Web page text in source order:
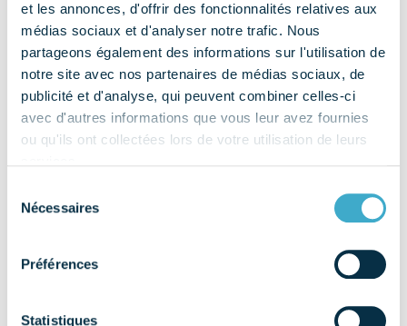
et les annonces, d'offrir des fonctionnalités relatives aux
médias sociaux et d'analyser notre trafic. Nous
partageons également des informations sur l'utilisation de
notre site avec nos partenaires de médias sociaux, de
publicité et d'analyse, qui peuvent combiner celles-ci
avec d'autres informations que vous leur avez fournies
ou qu'ils ont collectées lors de votre utilisation de leurs
Nécessaires
Préférences
Statistiques
Lors du prochain Congrès ADF, deux produits seront
récompensés au titre de Produit de l’année 2025 : un dans
la catégorie Équipement, un second dans la catégorie
Consommable. Vous avez conçu un produit ou un
équipement qui va aider considérablement les
chirurgiens-dentistes dans leur exercice quotidien, qui
from [CLÔTURÉ] Congrès ADF : devenez
Publié dansFlash info consommables,
dentaire,Santé bucco-dentaire Leave a comment on